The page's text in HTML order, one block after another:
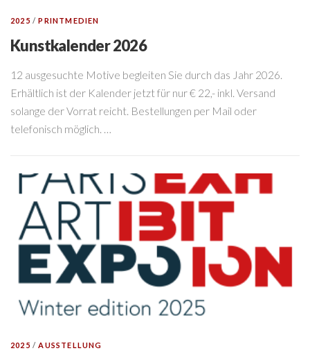
2025 /PRINTMEDIEN
Kunstkalender 2026
12 ausgesuchte Motive begleiten Sie durch das Jahr 2026.
Erhältlich ist der Kalender jetzt für nur € 22,- inkl. Versand
solange der Vorrat reicht. Bestellungen per Mail oder
telefonisch möglich. …
2025 /AUSSTELLUNG